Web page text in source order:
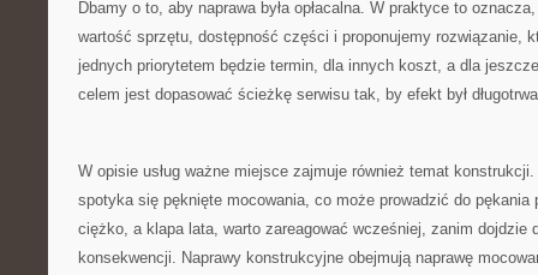
Dbamy o to, aby naprawa była opłacalna. W praktyce to
wartość sprzętu, dostępność części i proponujemy rozwiązanie,
jednych priorytetem będzie termin, dla innych koszt, a dla
celem jest dopasować ścieżkę serwisu tak, by efekt był
W opisie usług ważne miejsce zajmuje również temat
spotyka się pęknięte mocowania, co może prowadzić do pękania
ciężko, a klapa lata, warto zareagować wcześniej, zanim dojdzie
konsekwencji. Naprawy konstrukcyjne obejmują naprawę